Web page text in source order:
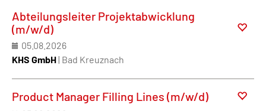
Abteilungsleiter Projektabwicklung
(m/w/d)
05.08.2026
KHS GmbH| Bad Kreuznach
Product Manager Filling Lines (m/w/d)